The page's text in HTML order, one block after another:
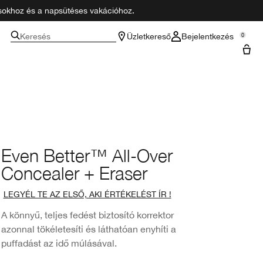
és a napsütéses vakációhoz.
Keresés Üzletkereső Bejelentkezés 0
Even Better™ All-Over
Concealer + Eraser
LEGYÉL TE AZ ELSŐ, AKI ÉRTÉKELÉST ÍR !
A könnyű, teljes fedést biztosító korrektor
azonnal tökéletesíti és láthatóan enyhíti a
puffadást az idő múlásával.